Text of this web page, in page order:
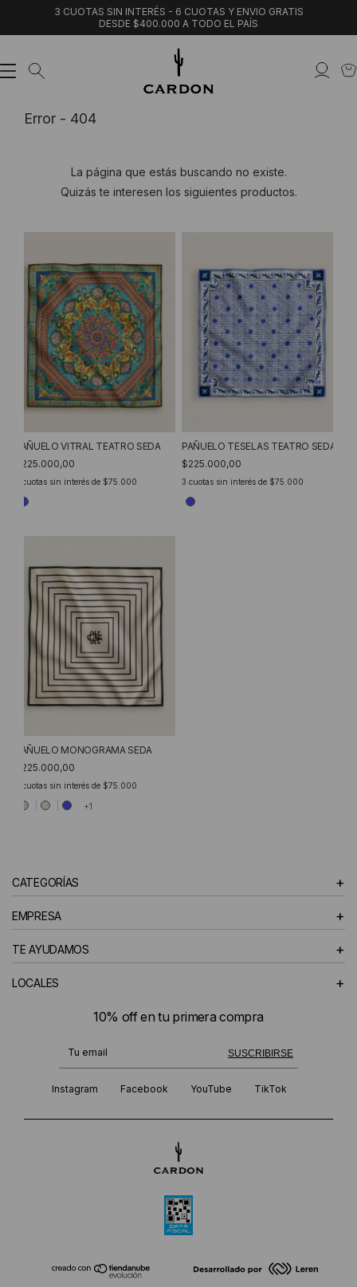
3 CUOTAS SIN INTERÉS - 6 CUOTAS Y ENVIO GRATIS
DESDE $400.000 A TODO EL PAÍS
Error - 404
La página que estás buscando no existe.
Quizás te interesen los siguientes productos.
PAÑUELO VITRAL TEATRO SEDA
$225.000,00
cuotas sin interés de $75.000
PAÑUELO TESELAS TEATRO SEDA
$225.000,00
3 cuotas sin interés de $75.000
PAÑUELO MONOGRAMA SEDA
$225.000,00
cuotas sin interés de $75.000
+1
CATEGORÍAS +
EMPRESA +
TE AYUDAMOS +
LOCALES +
10% off en tu primera compra
SUSCRIBIRSE
¡Te suscribiste exitosamente!
Instagram Facebook YouTube TikTok